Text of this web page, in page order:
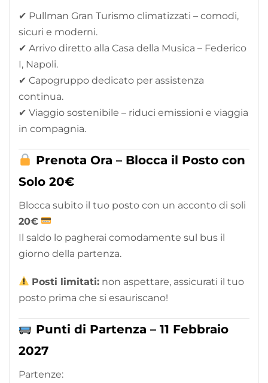
✔ Pullman Gran Turismo climatizzati – comodi,
sicuri e moderni.
✔ Arrivo diretto alla Casa della Musica – Federico
I, Napoli.
✔ Capogruppo dedicato per assistenza
continua.
✔ Viaggio sostenibile – riduci emissioni e viaggia
in compagnia.
Prenota Ora – Blocca il Posto con
Solo 20€
Blocca subito il tuo posto con un acconto di soli
20€
Il saldo lo pagherai comodamente sul bus il
giorno della partenza.
Posti limitati: non aspettare, assicurati il tuo
posto prima che si esauriscano!
Punti di Partenza – 11 Febbraio
2027
Partenze: